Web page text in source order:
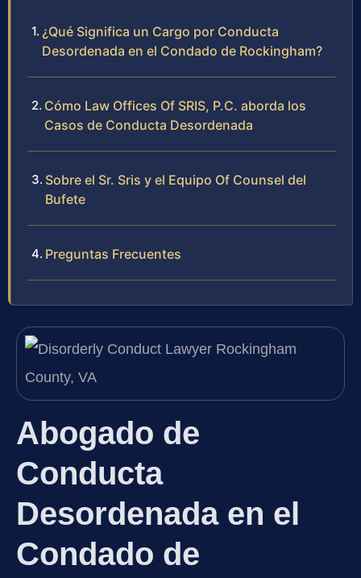
¿Qué Significa un Cargo por Conducta
Desordenada en el Condado de Rockingham?
Cómo Law Offices Of SRIS, P.C. aborda los
Casos de Conducta Desordenada
Sobre el Sr. Sris y el Equipo Of Counsel del
Bufete
Preguntas Frecuentes
Abogado de
Conducta
Desordenada en el
Condado de